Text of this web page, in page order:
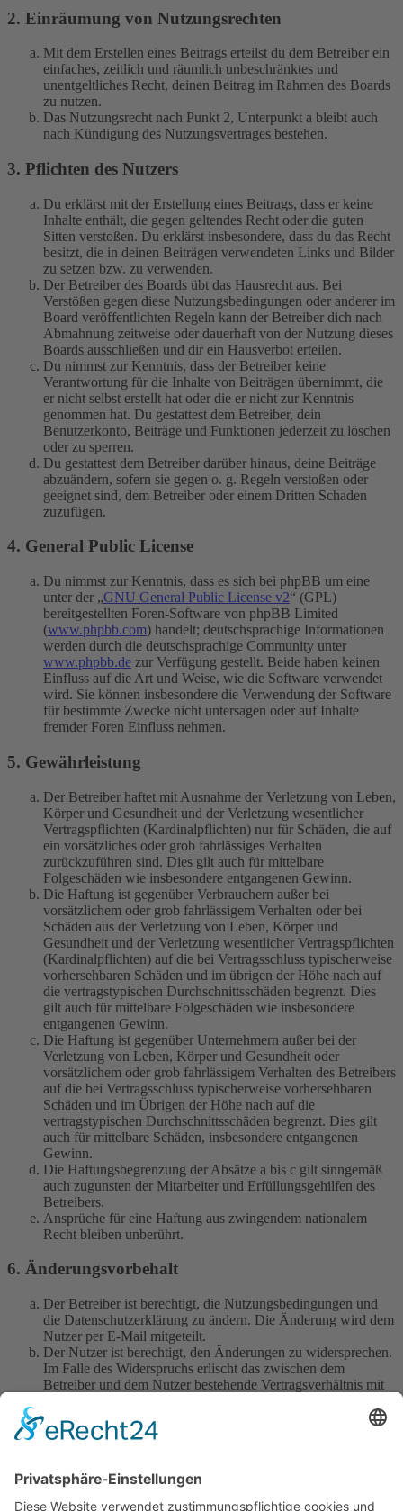
2. Einräumung von Nutzungsrechten
Mit dem Erstellen eines Beitrags erteilst du dem Betreiber ein
einfaches, zeitlich und räumlich unbeschränktes und
unentgeltliches Recht, deinen Beitrag im Rahmen des Boards
zu nutzen.
Das Nutzungsrecht nach Punkt 2, Unterpunkt a bleibt auch
nach Kündigung des Nutzungsvertrages bestehen.
3. Pflichten des Nutzers
Du erklärst mit der Erstellung eines Beitrags, dass er keine
Inhalte enthält, die gegen geltendes Recht oder die guten
Sitten verstoßen. Du erklärst insbesondere, dass du das Recht
besitzt, die in deinen Beiträgen verwendeten Links und Bilder
zu setzen bzw. zu verwenden.
Der Betreiber des Boards übt das Hausrecht aus. Bei
Verstößen gegen diese Nutzungsbedingungen oder anderer im
Board veröffentlichten Regeln kann der Betreiber dich nach
Abmahnung zeitweise oder dauerhaft von der Nutzung dieses
Boards ausschließen und dir ein Hausverbot erteilen.
Du nimmst zur Kenntnis, dass der Betreiber keine
Verantwortung für die Inhalte von Beiträgen übernimmt, die
er nicht selbst erstellt hat oder die er nicht zur Kenntnis
genommen hat. Du gestattest dem Betreiber, dein
Benutzerkonto, Beiträge und Funktionen jederzeit zu löschen
oder zu sperren.
Du gestattest dem Betreiber darüber hinaus, deine Beiträge
abzuändern, sofern sie gegen o. g. Regeln verstoßen oder
geeignet sind, dem Betreiber oder einem Dritten Schaden
zuzufügen.
4. General Public License
Du nimmst zur Kenntnis, dass es sich bei phpBB um eine
unter der „GNU General Public License v2“ (GPL)
bereitgestellten Foren-Software von phpBB Limited
(www.phpbb.com) handelt; deutschsprachige Informationen
werden durch die deutschsprachige Community unter
www.phpbb.de zur Verfügung gestellt. Beide haben keinen
Einfluss auf die Art und Weise, wie die Software verwendet
wird. Sie können insbesondere die Verwendung der Software
für bestimmte Zwecke nicht untersagen oder auf Inhalte
fremder Foren Einfluss nehmen.
5. Gewährleistung
Der Betreiber haftet mit Ausnahme der Verletzung von Leben,
Körper und Gesundheit und der Verletzung wesentlicher
Vertragspflichten (Kardinalpflichten) nur für Schäden, die auf
ein vorsätzliches oder grob fahrlässiges Verhalten
zurückzuführen sind. Dies gilt auch für mittelbare
Folgeschäden wie insbesondere entgangenen Gewinn.
Die Haftung ist gegenüber Verbrauchern außer bei
vorsätzlichem oder grob fahrlässigem Verhalten oder bei
Schäden aus der Verletzung von Leben, Körper und
Gesundheit und der Verletzung wesentlicher Vertragspflichten
(Kardinalpflichten) auf die bei Vertragsschluss typischerweise
vorhersehbaren Schäden und im übrigen der Höhe nach auf
die vertragstypischen Durchschnittsschäden begrenzt. Dies
gilt auch für mittelbare Folgeschäden wie insbesondere
entgangenen Gewinn.
Die Haftung ist gegenüber Unternehmern außer bei der
Verletzung von Leben, Körper und Gesundheit oder
vorsätzlichem oder grob fahrlässigem Verhalten des Betreibers
auf die bei Vertragsschluss typischerweise vorhersehbaren
Schäden und im Übrigen der Höhe nach auf die
vertragstypischen Durchschnittsschäden begrenzt. Dies gilt
auch für mittelbare Schäden, insbesondere entgangenen
Gewinn.
Die Haftungsbegrenzung der Absätze a bis c gilt sinngemäß
auch zugunsten der Mitarbeiter und Erfüllungsgehilfen des
Betreibers.
Ansprüche für eine Haftung aus zwingendem nationalem
Recht bleiben unberührt.
6. Änderungsvorbehalt
Der Betreiber ist berechtigt, die Nutzungsbedingungen und
die Datenschutzerklärung zu ändern. Die Änderung wird dem
Nutzer per E-Mail mitgeteilt.
Der Nutzer ist berechtigt, den Änderungen zu widersprechen.
Im Falle des Widerspruchs erlischt das zwischen dem
Betreiber und dem Nutzer bestehende Vertragsverhältnis mit
Die Änderungen gelten als anerkannt und verbindlich, wenn
der Nutzer den Änderungen zugestimmt hat.
sind in der Datenschutzerklärung enthalten.